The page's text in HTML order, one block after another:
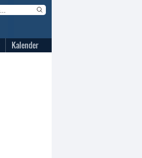
Kalender